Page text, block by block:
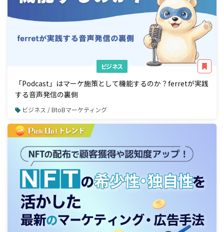
ビジネス
「Podcast」はマーケ施策として機能するのか？ferretが実践
する音声発信の裏側
ビジネス / BtoBマーケティング